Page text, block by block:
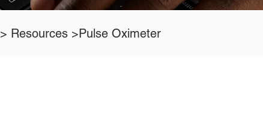
Resources >Pulse Oximeter